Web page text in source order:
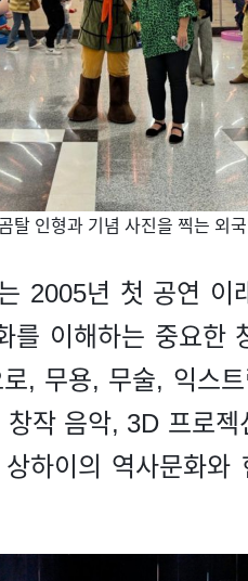
탈 인형과 기념 사진을 찍는 외
2005년 첫 공연 이
를 이해하는 중요한
, 무용, 무술, 익스트
작 음악, 3D 프로젝
하이의 역사문화와